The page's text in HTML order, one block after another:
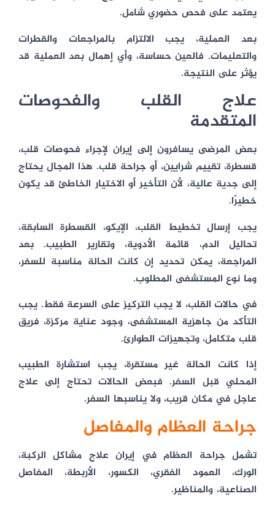
يعتمد على فحص حضوري شامل.
بعد العملية، يجب الالتزام بالمراجعات والقطرات
والتعليمات. فالعين حساسة، وأي إهمال بعد العملية قد
يؤثر على النتيجة.
علاج القلب والفحوصات
المتقدمة
بعض المرضى يسافرون إلى إيران لإجراء فحوصات قلب،
قسطرة، تقييم شرايين، أو جراحة قلب. هذا المجال يحتاج
إلى جدية عالية، لأن التأخير أو الاختيار الخاطئ قد يكون
خطيرًا.
يجب إرسال تخطيط القلب، الإيكو، القسطرة السابقة،
تحاليل الدم، قائمة الأدوية، وتقارير الطبيب. بعد
المراجعة، يمكن تحديد إن كانت الحالة مناسبة للسفر،
وما نوع المستشفى المطلوب.
في حالات القلب، لا يجب التركيز على السرعة فقط. يجب
التأكد من جاهزية المستشفى، وجود عناية مركزة، فريق
قلب متكامل، وتجهيزات الطوارئ.
إذا كانت الحالة غير مستقرة، يجب استشارة الطبيب
المحلي قبل السفر. فبعض الحالات تحتاج إلى علاج
عاجل في مكان قريب، ولا يناسبها السفر.
جراحة العظام والمفاصل
تشمل جراحة العظام في إيران علاج مشاكل الركبة،
الورك، العمود الفقري، الكسور، الأربطة، المفاصل
الصناعية، والمناظير.